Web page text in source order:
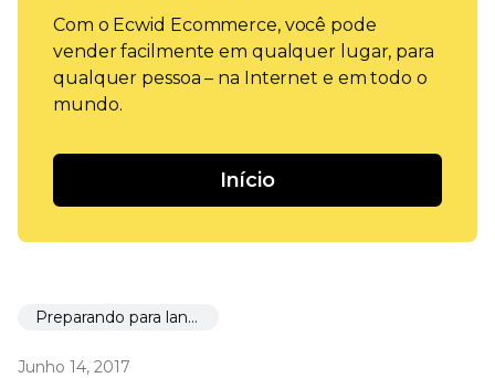
Com o Ecwid Ecommerce, você pode
vender facilmente em qualquer lugar, para
qualquer pessoa – na Internet e em todo o
mundo.
Início
Preparando para lançar
Junho 14, 2017